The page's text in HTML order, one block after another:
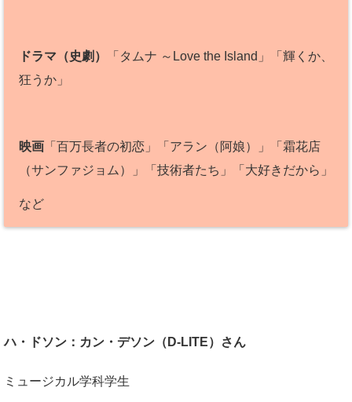
ドラマ（史劇）
「タムナ ～Love the Island」「輝くか、
狂うか」
映画「百万長者の初恋」「アラン（阿娘）」「霜花店
（サンファジョム）」「技術者たち」「大好きだから」
など
ハ・ドソン：カン・デソン（D-LITE）さん
ミュージカル学科学生